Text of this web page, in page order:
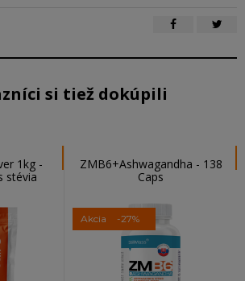
si tiež dokúpili
1kg -
stévia
ZMB6+Ashwagandha - 138
Caps
Akcia -27%